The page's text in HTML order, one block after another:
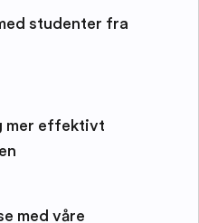
studenter fra
mer effektivt
med våre